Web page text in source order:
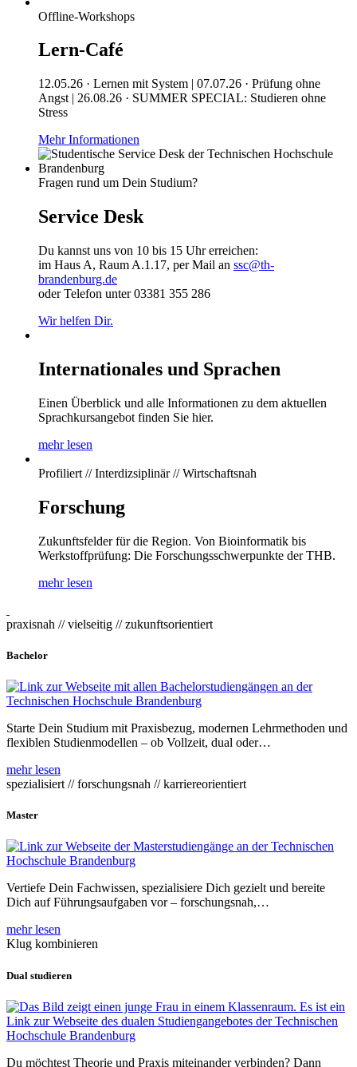
Offline-Workshops
Lern-Café
12.05.26 · Lernen mit System | 07.07.26 · Prüfung ohne
Angst | 26.08.26 · SUMMER SPECIAL: Studieren ohne
Stress
Mehr Informationen
Fragen rund um Dein Studium?
Service Desk
Du kannst uns von 10 bis 15 Uhr erreichen:
im Haus A, Raum A.1.17, per Mail an ssc@th-
brandenburg.de
oder Telefon unter 03381 355 286
Wir helfen Dir.
Internationales und Sprachen
Einen Überblick und alle Informationen zu dem aktuellen
Sprachkursangebot finden Sie hier.
mehr lesen
Profiliert // Interdizsiplinär // Wirtschaftsnah
Forschung
Zukunftsfelder für die Region. Von Bioinformatik bis
Werkstoffprüfung: Die Forschungsschwerpunkte der THB.
mehr lesen
praxisnah // vielseitig // zukunftsorientiert
Bachelor
Starte Dein Studium mit Praxisbezug, modernen Lehrmethoden und
flexiblen Studienmodellen – ob Vollzeit, dual oder…
mehr lesen
spezialisiert // forschungsnah // karriereorientiert
Master
Vertiefe Dein Fachwissen, spezialisiere Dich gezielt und bereite
Dich auf Führungsaufgaben vor – forschungsnah,…
mehr lesen
Klug kombinieren
Dual studieren
Du möchtest Theorie und Praxis miteinander verbinden? Dann